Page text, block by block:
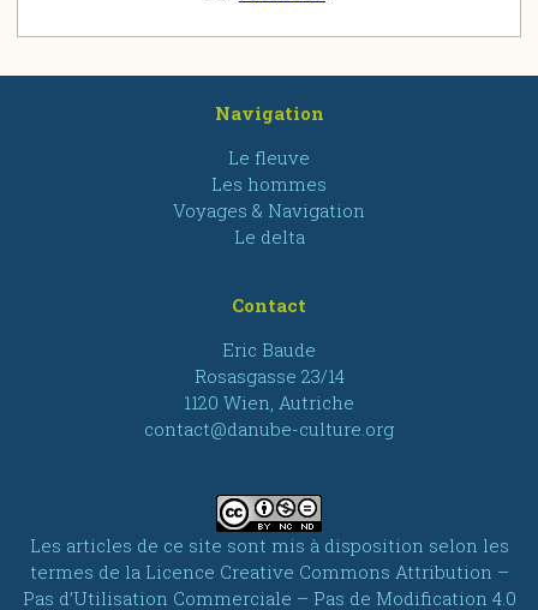
Navigation
Le fleuve
Les hommes
Voyages & Navigation
Le delta
Contact
Eric Baude
Rosasgasse 23/14
1120 Wien, Autriche
contact@danube-culture.org
Les articles de ce site sont mis à disposition selon les
termes de la Licence Creative Commons Attribution –
Pas d’Utilisation Commerciale – Pas de Modification 4.0